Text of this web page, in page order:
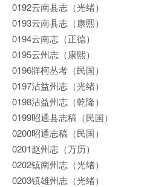
0192云南县志（光绪）
0193云南县志（康熙）
0194云南志（正德）
0195云州志（康熙）
0196牂柯丛考（民国）
0197沾益州志（光绪）
0198沾益州志（乾隆）
0199昭通县志稿（民国）
0200昭通志稿（民国）
0201赵州志（万历）
0202镇南州志（光绪）
0203镇雄州志（光绪）